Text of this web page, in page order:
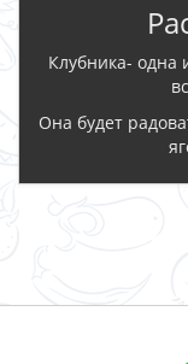
Клубника-
Она будет